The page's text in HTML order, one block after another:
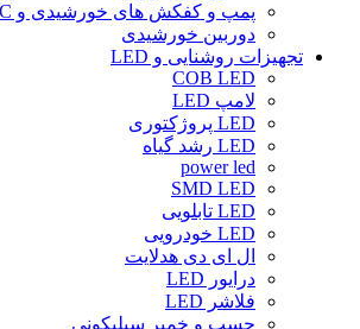
پمپ و کفکش های خورشیدی و DC
دوربین خورشیدی
تجهیزات روشنایی و LED
COB LED
لامپ LED
LED پروژکتوری
LED رشد گیاه
power led
SMD LED
LED تابلویی
LED خودرویی
ال ای دی هدلایت
درایور LED
فلاشر LED
چسب و خمیر سیلیکونی